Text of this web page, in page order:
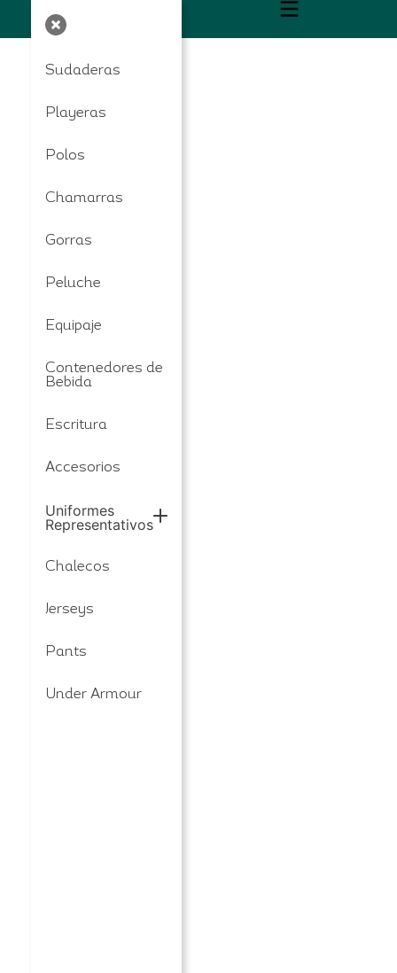
Sudaderas
Playeras
Polos
Chamarras
Gorras
Peluche
Equipaje
Contenedores de
Bebida
Escritura
Accesorios
Uniformes
Representativos
Chalecos
Jerseys
Pants
Under Armour